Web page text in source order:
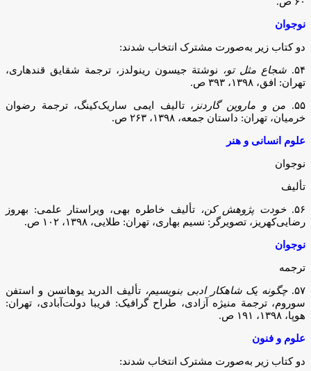
نوجوان
دو کتاب زیر به‌صورت مشترک انتخاب شدند:
۵۴. شجاع مثل تو،
نوشتة جیسون رینولدز، ترجمة شقایق قندهاری،
تهران: افق، ۱۳۹۸، ۳۹۳ ص.
۵۵. من و ماروین گاردنز ، تالیف ایمی ساریک‌کینگ، ترجمة رضوان
خرمیان، تهران: داستان جمعه، ۱۳۹۸، ۲۶۳ ص.
علوم انسانی و هنر
نوجوان
تألیف
۵۶. خودت پژوهش کن،
تألیف خاطره بهی، ویراستار علمی: بهروز
رضایی‌کهریز، تصویرگر: نسیم بهاری، تهران: طلایی، ۱۳۹۸، ۱۰۲ ص.
نوجوان
ترجمه
۵۷. چگونه یک شاهکار ادبی بنویسیم، تألیف الدرید یوهانسن و استفن
‌سوروم، ترجمة منیژه آزادی، طراح گرافیک: فریبا دولت‌آبادی، تهران:
هوپا، ۱۳۹۸، ۱۹۱ ص.
علوم و فنون
دو کتاب زیر به‌صورت مشترک انتخاب شدند: